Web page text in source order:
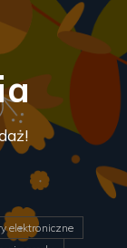
elektroniczne